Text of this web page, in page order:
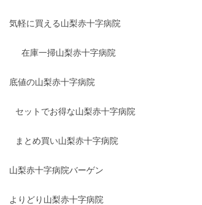
気軽に買える山梨赤十字病院
在庫一掃山梨赤十字病院
底値の山梨赤十字病院
セットでお得な山梨赤十字病院
まとめ買い山梨赤十字病院
山梨赤十字病院バーゲン
よりどり山梨赤十字病院